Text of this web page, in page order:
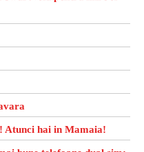
Atunci hai in Mamaia!